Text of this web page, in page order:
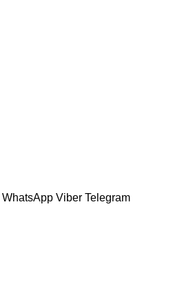
WhatsApp Viber Telegram